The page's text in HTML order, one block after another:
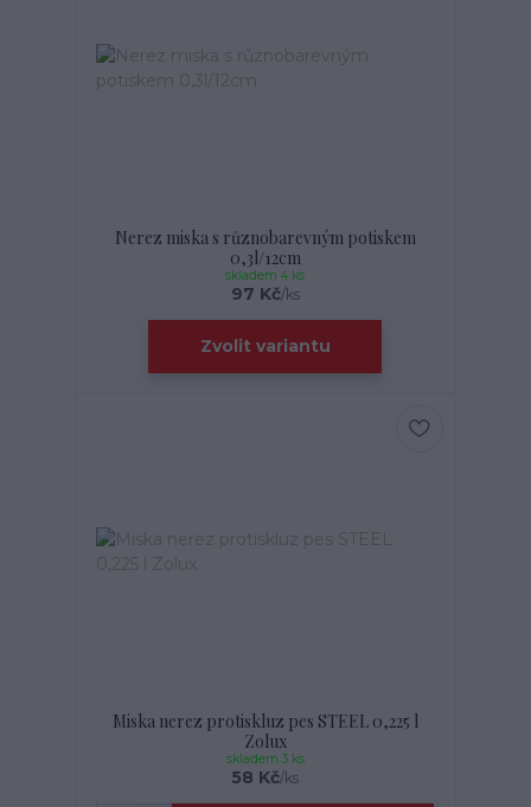
Nerez miska s různobarevným potiskem
0,3l/12cm
97 Kč/ks
skladem 4 ks
Zvolit variantu
Miska nerez protiskluz pes STEEL 0,225 l
Zolux
58 Kč/ks
skladem 3 ks